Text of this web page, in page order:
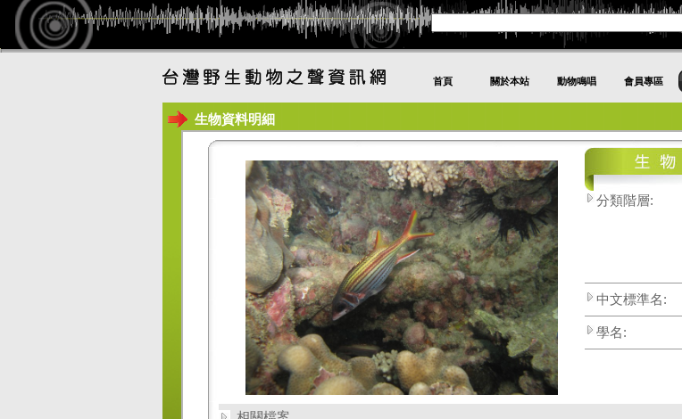
首頁 關於本站 動物鳴唱 會員專區
生物資料明細
分類階層:
中文標準名:
學名: